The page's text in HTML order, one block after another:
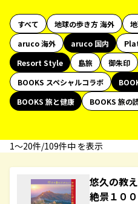
すべて 地球の歩き方 海外
aruco 海外
aruco 国内
Resort Style
島旅 御朱印
BOOKS スペシャルコラボ
BOOKS 旅と健康
BOOKS 旅の
1〜20件/109件中 を表示
悠久の教
絶景１００